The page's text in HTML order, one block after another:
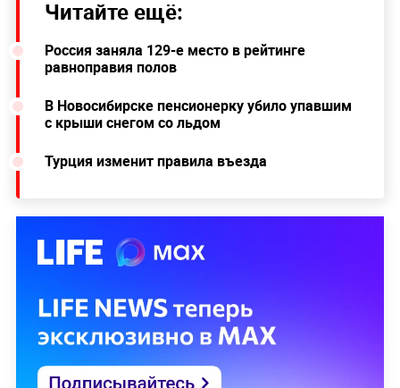
Читайте ещё:
Россия заняла 129-е место в рейтинге
равноправия полов
В Новосибирске пенсионерку убило упавшим
с крыши снегом со льдом
Турция изменит правила въезда